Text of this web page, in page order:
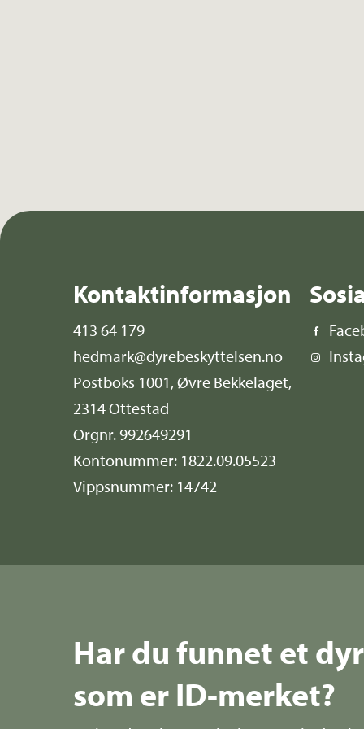
Kontaktinformasjon
413 64 179
hedmark@dyrebeskyttelsen.no
Postboks 1001, Øvre Bekkelaget,
2314 Ottestad
Orgnr. 992649291
Kontonummer: 1822.09.05523
Vippsnummer: 14742
Har du funnet et dyr
som er ID-merket?